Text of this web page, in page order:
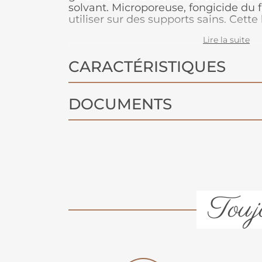
solvant. Microporeuse, fongicide du
utiliser sur des supports sains.
protecteur renforcé et la rend plus
garantie une longévité forte. Nous
d'appliquer 3 couches pour
Lire la suite
CARACTÉRISTIQUES
DOCUMENTS